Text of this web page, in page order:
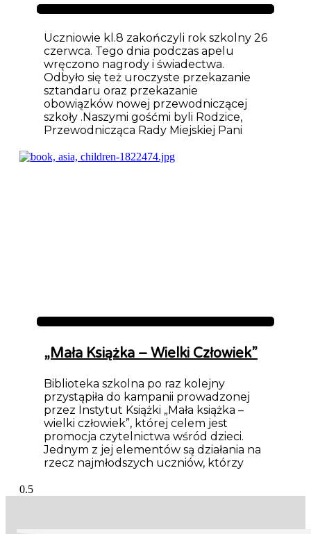
Aktualności
Uczniowie kl.8 zakończyli rok szkolny 26
czerwca. Tego dnia podczas apelu
wręczono nagrody i świadectwa.
Odbyło się też uroczyste przekazanie
sztandaru oraz przekazanie
obowiązków nowej przewodniczącej
szkoły .Naszymi gośćmi byli Rodzice,
Przewodnicząca Rady Miejskiej Pani
Aktualności
„Mała Książka – Wielki Człowiek”
Biblioteka szkolna po raz kolejny
przystąpiła do kampanii prowadzonej
przez Instytut Książki „Mała książka –
wielki człowiek”, której celem jest
promocja czytelnictwa wśród dzieci.
Jednym z jej elementów są działania na
rzecz najmłodszych uczniów, którzy